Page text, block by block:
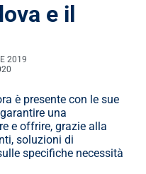
e il
2019
è presente con le sue
una
e offrire, grazie alla
soluzioni di
specifiche necessità